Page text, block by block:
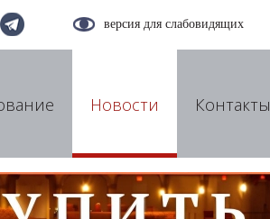
версия для слабовидящих
Новости Контакты